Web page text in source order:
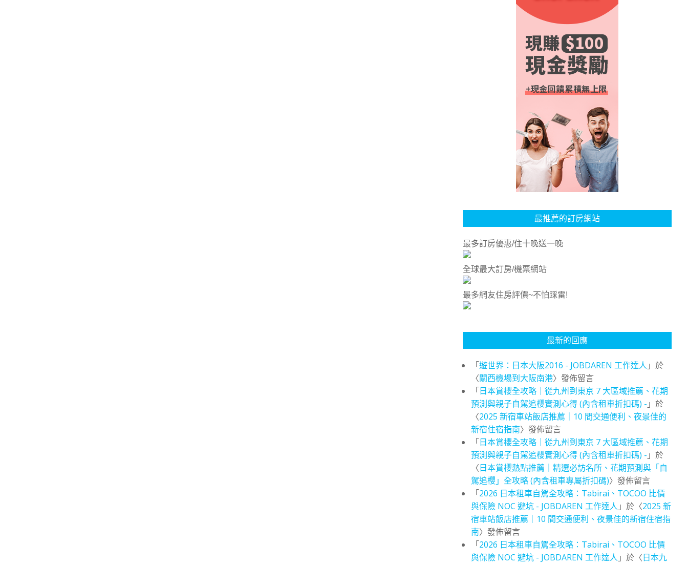
最推薦的訂房網站
最多訂房優惠/住十晚送一晚
全球最大訂房/機票網站
最多網友住房評價~不怕踩雷!
最新的回應
「遊世界：日本大阪2016 - JOBDAREN 工作達人 」於
〈關西機場到大阪南港〉發佈留言
「日本賞櫻全攻略｜從九州到東京 7 大區域推薦、花期
預測與親子自駕追櫻實測心得 (內含租車折扣碼) - 」於
〈2025 新宿車站飯店推薦｜10 間交通便利、夜景佳的
新宿住宿指南〉發佈留言
「日本賞櫻全攻略｜從九州到東京 7 大區域推薦、花期
預測與親子自駕追櫻實測心得 (內含租車折扣碼) - 」於
〈日本賞櫻熱點推薦｜精選必訪名所、花期預測與「自
駕追櫻」全攻略 (內含租車專屬折扣碼)〉發佈留言
「2026 日本租車自駕全攻略：Tabirai、TOCOO 比價
與保險 NOC 避坑 - JOBDAREN 工作達人 」於〈2025 新
宿車站飯店推薦｜10 間交通便利、夜景佳的新宿住宿指
南〉發佈留言
「2026 日本租車自駕全攻略：Tabirai、TOCOO 比價
與保險 NOC 避坑 - JOBDAREN 工作達人 」於〈日本九